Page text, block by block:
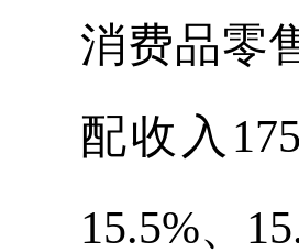
消费品零
配收入
15.5%、